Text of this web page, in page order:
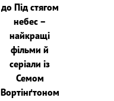
до Під стягом
небес –
найкращі
фільми й
серіали із
Семом
Вортінґтоном